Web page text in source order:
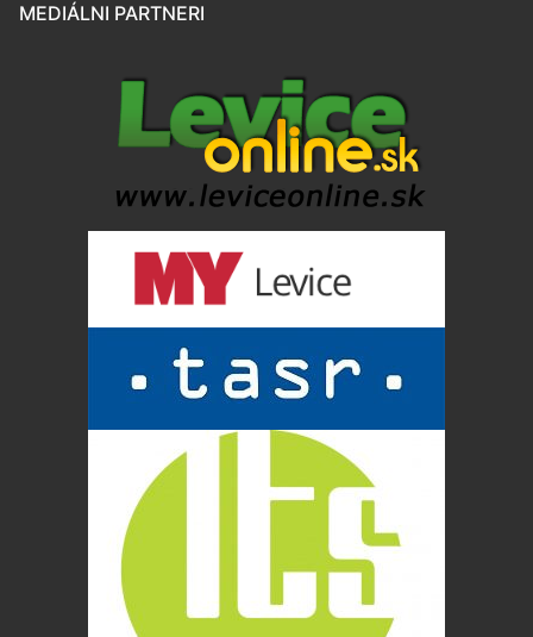
MEDIÁLNI PARTNERI